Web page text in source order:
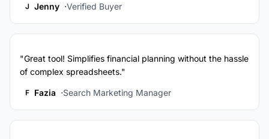
J Jenny Verified Buyer
"Great tool! Simplifies financial planning without the hassle
of complex spreadsheets."
F Fazia Search Marketing Manager